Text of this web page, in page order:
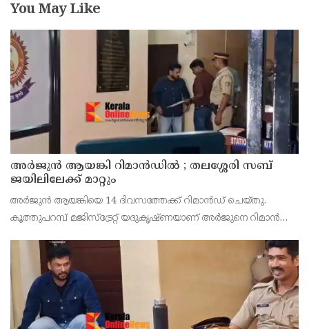
You May Like
അര്‍ജുന്‍ ആയങ്കി റിമാന്‍ഡില്‍ ; തലശ്ശേരി സബ്
ജയിലിലേക്ക് മാറ്റും
അർജുൻ ആയങ്കിയെ 14 ദിവസത്തേക്ക് റിമാൻഡ് ചെയ്തു.
കൂത്തുപറമ്പ് മജിസ്ട്രേറ്റ് യദുകൃഷ്ണയാണ് അർജുനെ റിമാൻഡ്
ഭീഷണിപ്പെടുത്തിയെന്നാരോപിച്ച് ‌